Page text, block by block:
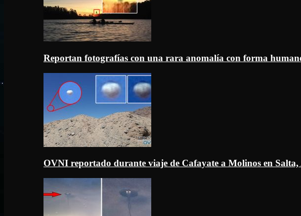
Reportan fotografías con una rara anomalía con forma
OVNI reportado durante viaje de Cafayate a Molinos en